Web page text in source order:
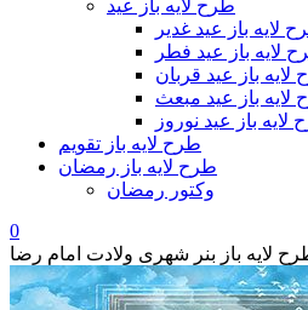
طرح لایه باز عید
لایه باز عید غدیر
لایه باز عید فطر
لایه باز عید قربان
لایه باز عید مبعث
لایه باز عید نوروز
طرح لایه باز تقویم
طرح لایه باز رمضان
وکتور رمضان
0